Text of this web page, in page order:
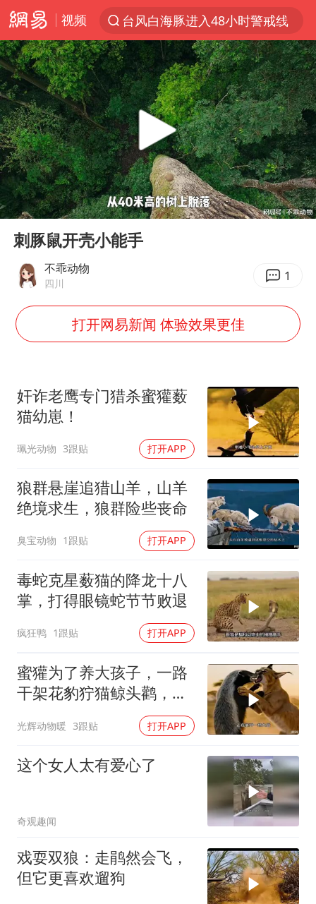
视频
台风白海豚进入48小时警戒线
以“新”破局 首发经济点亮城市消费活力
佛得角门将亮相智利俱乐部主场
中方回应是否在太平洋海底开采稀土
台风白海豚影响中国已成定局
看守所辅警收受10万获刑1年
U17国足1分钟轰2球
宇树科技发行价格150.80元/股
我国编制完成新版全月地质图
深圳地面沉降致车辆损坏系谣言
中国“五箭齐发”反制美国
首次证实！“胶球”存在
感觉全东北都在等7号
泰国一女公务员妆容引争议 本人回应
奋进开新局 实干挑大梁
Play
00:00 02:46
刺豚鼠开壳小能手
不乖动物
四川 1
打开网易新闻 体验效果更佳
奸诈老鹰专门猎杀蜜獾薮
猫幼崽！
珮光动物 3跟贴 打开APP
狼群悬崖追猎山羊，山羊
绝境求生，狼群险些丧命
臭宝动物 1跟贴 打开APP
毒蛇克星薮猫的降龙十八
掌，打得眼镜蛇节节败退
疯狂鸭 1跟贴 打开APP
蜜獾为了养大孩子，一路
干架花豹狞猫鲸头鹳，养
光辉动物暖 3跟贴 打开APP
这个女人太有爱心了
奇观趣闻
戏耍双狼：走鹃然会飞，
但它更喜欢遛狗